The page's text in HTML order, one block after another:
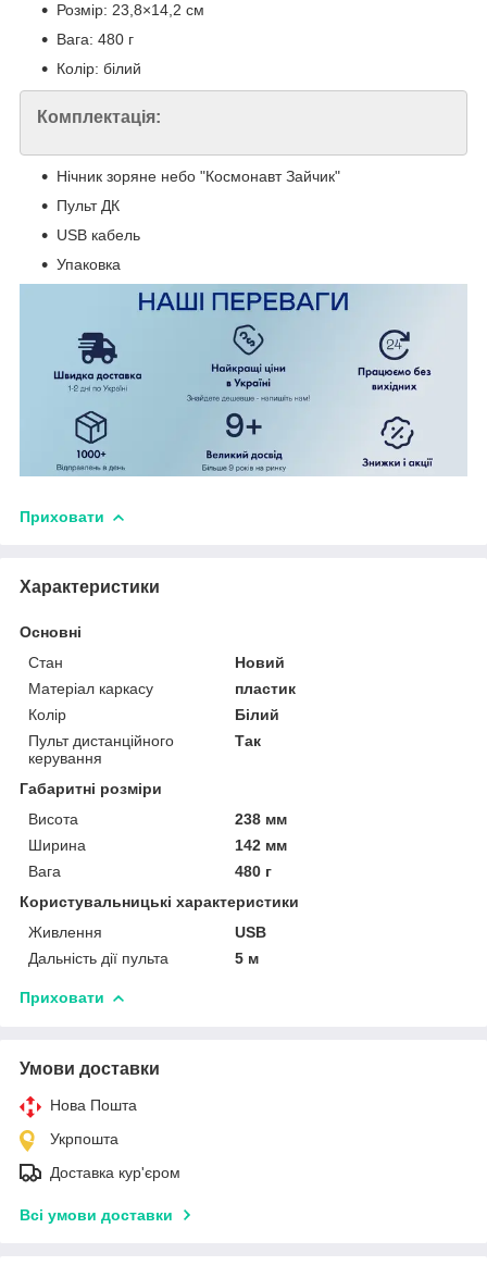
Розмір: 23,8×14,2 см
Вага: 480 г
Колір: білий
Комплектація:
Нічник зоряне небо "Космонавт Зайчик"
Пульт ДК
USB кабель
Упаковка
Приховати
Характеристики
Основні
Стан
Новий
Матеріал каркасу
пластик
Колір
Білий
Пульт дистанційного
керування
Так
Габаритні розміри
Висота
238 мм
Ширина
142 мм
Вага
480 г
Користувальницькі характеристики
Живлення
USB
Дальність дії пульта
5 м
Приховати
Умови доставки
Нова Пошта
Укрпошта
Доставка кур'єром
Всі умови доставки